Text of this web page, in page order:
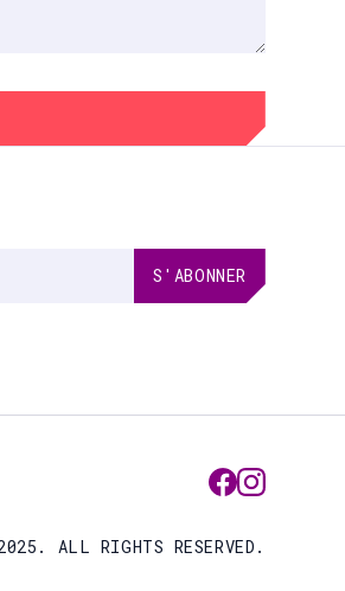
ALL RIGHTS RESERVED.